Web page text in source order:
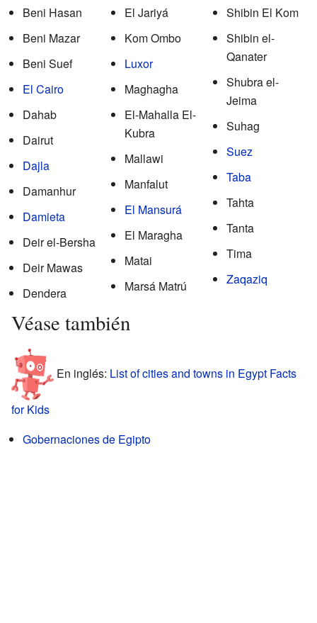
Beni Hasan
Beni Mazar
Beni Suef
El Cairo
Dahab
Dairut
Dajla
Damanhur
Damieta
Deir el-Bersha
Deir Mawas
Dendera
El Jariyá
Kom Ombo
Luxor
Maghagha
El-Mahalla El-
Kubra
Mallawi
Manfalut
El Mansurá
El Maragha
Matai
Marsá Matrú
Shibin El Kom
Shibin el-
Qanater
Shubra el-
Jeima
Suhag
Suez
Taba
Tahta
Tanta
Tima
Zaqaziq
Véase también
En inglés: List of cities and towns in Egypt Facts
for Kids
Gobernaciones de Egipto